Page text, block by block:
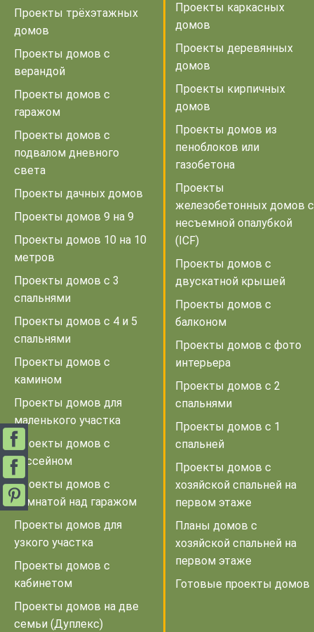
Проекты трёхэтажных
домов
Проекты домов с
верандой
Проекты домов с
гаражом
Проекты домов с
подвалом дневного
света
Проекты дачных домов
Проекты домов 9 на 9
Проекты домов 10 на 10
метров
Проекты домов с 3
спальнями
Проекты домов с 4 и 5
спальнями
Проекты домов с
камином
Проекты домов для
маленького участка
Проекты домов с
бассейном
Проекты домов с
комнатой над гаражом
Проекты домов для
узкого участка
Проекты домов с
кабинетом
Проекты домов на две
семьи (Дуплекс)
Проекты каркасных
домов
Проекты деревянных
домов
Проекты кирпичных
домов
Проекты домов из
пеноблоков или
газобетона
Проекты
железобетонных домов с
несъемной опалубкой
(ICF)
Проекты домов с
двускатной крышей
Проекты домов с
балконом
Проекты домов с фото
интерьера
Проекты домов с 2
спальнями
Проекты домов с 1
спальней
Проекты домов с
хозяйской спальней на
первом этаже
Планы домов с
хозяйской спальней на
первом этаже
Готовые проекты домов